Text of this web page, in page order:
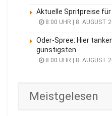
Aktuelle Spritpreise
8:00 UHR | 8. AUGUST
Oder-Spree: Hier
günstigsten
8:00 UHR | 8. AUGUST
Meistgelesen